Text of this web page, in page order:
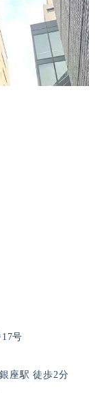
号
座駅 徒歩2分